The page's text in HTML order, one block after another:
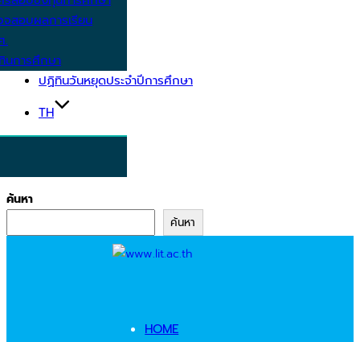
สอบผลการเรียน
.
นการศึกษา
ปฏิทินวันหยุดประจำปีการศึกษา
TH
ค้นหา
ค้นหา
HOME